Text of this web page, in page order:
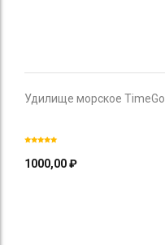
Удилище морское
1000,00₽